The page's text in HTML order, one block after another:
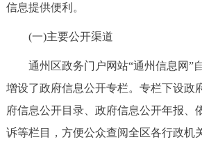
信息提供便利。
(一)主要公开渠道
通州区政务门户网站“通州信息网”
增设了政府信息公开专栏。专栏下设政
府信息公开目录、政府信息公开年报、
诉等栏目，方便公众查阅全区各行政机